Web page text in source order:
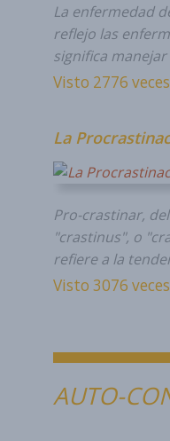
La enfermedad
reflejo las
significa
Visto 2776 veces
La
Pro-crastinar,
"crastinus", o
refiere a la
Visto 3076 veces
AUTO-